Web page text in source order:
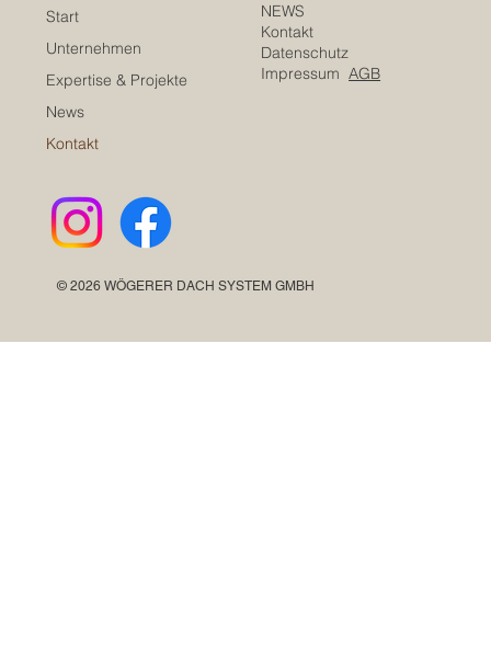
Start
Unternehmen
Expertise & Projekte
News
Kontakt
NEWS
Kontakt
Datenschutz
ImpressumAGB
© 2026 WÖGERER DACH SYSTEM GMBH